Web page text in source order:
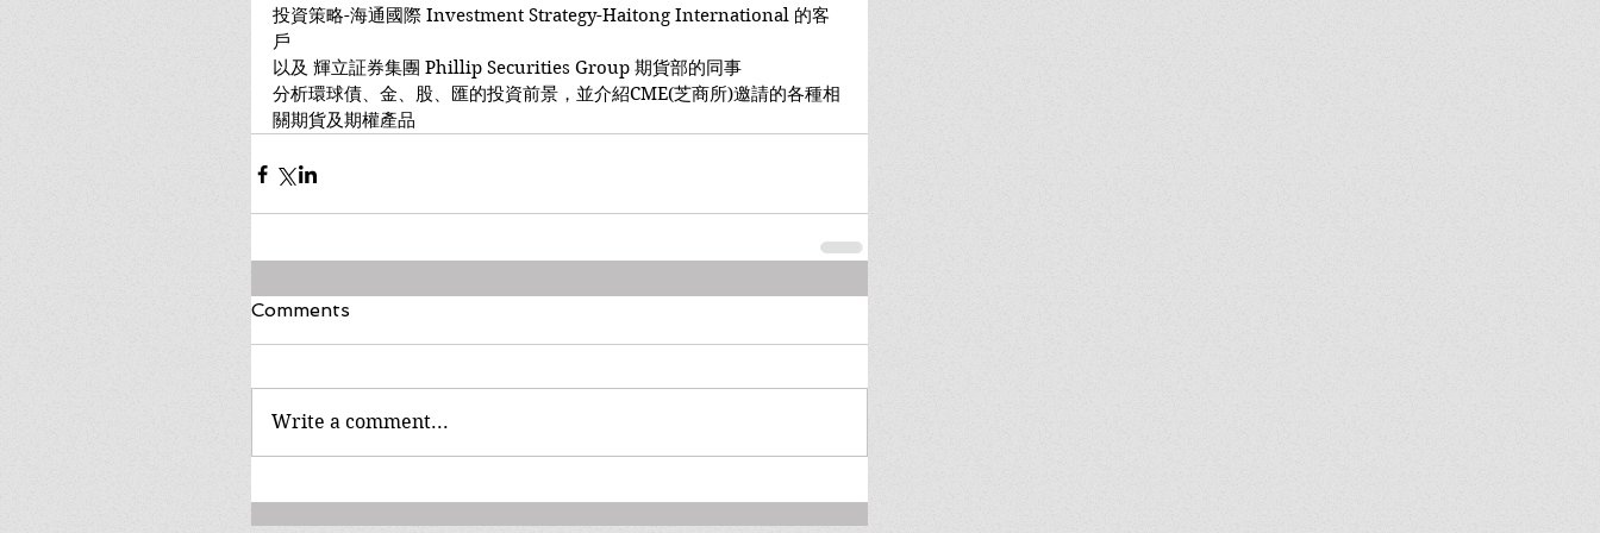
投資策略-海通國際 Investment Strategy-Haitong International 的客
戶
以及 輝立証券集團 Phillip Securities Group 期貨部的同事
分析環球債、金、股、匯的投資前景，並介紹CME(芝商所)邀請的各種相
關期貨及期權產品
Comments
Write a comment...